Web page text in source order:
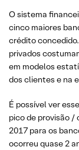
O sistema
cinco maiores
crédito
privados
em modelos
dos clientes e na
É possível ver
pico de provisão /
2017 para os
ocorreu quase 2